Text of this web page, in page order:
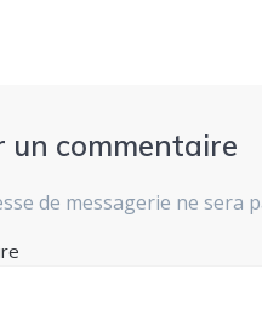
un commentaire
de messagerie ne sera